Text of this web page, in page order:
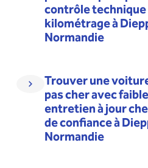
contrôle
kilométrage à
Normandie
Trouver une
pas cher avec
entretien à jour
de confiance à
Normandie